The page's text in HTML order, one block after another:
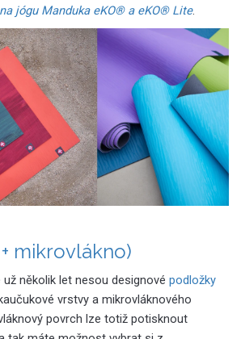
jógu Manduka eKO® a eKO® Lite.
mikrovlákno)
několik let nesou designové podložky
vrstvy a mikrovláknového
povrch lze totiž potisknout